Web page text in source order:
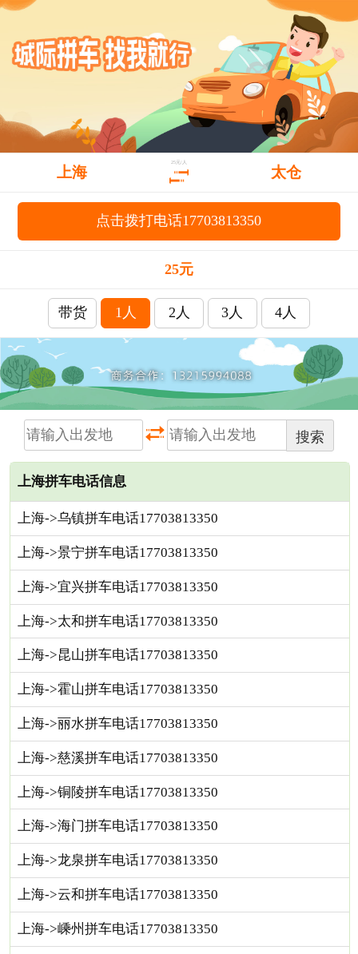
上海
25元/人
太仓
点击拨打电话17703813350
25元
带货 1人 2人 3人 4人
搜索
上海拼车电话信息
上海->乌镇拼车电话17703813350
上海->景宁拼车电话17703813350
上海->宜兴拼车电话17703813350
上海->太和拼车电话17703813350
上海->昆山拼车电话17703813350
上海->霍山拼车电话17703813350
上海->丽水拼车电话17703813350
上海->慈溪拼车电话17703813350
上海->铜陵拼车电话17703813350
上海->海门拼车电话17703813350
上海->龙泉拼车电话17703813350
上海->云和拼车电话17703813350
上海->嵊州拼车电话17703813350